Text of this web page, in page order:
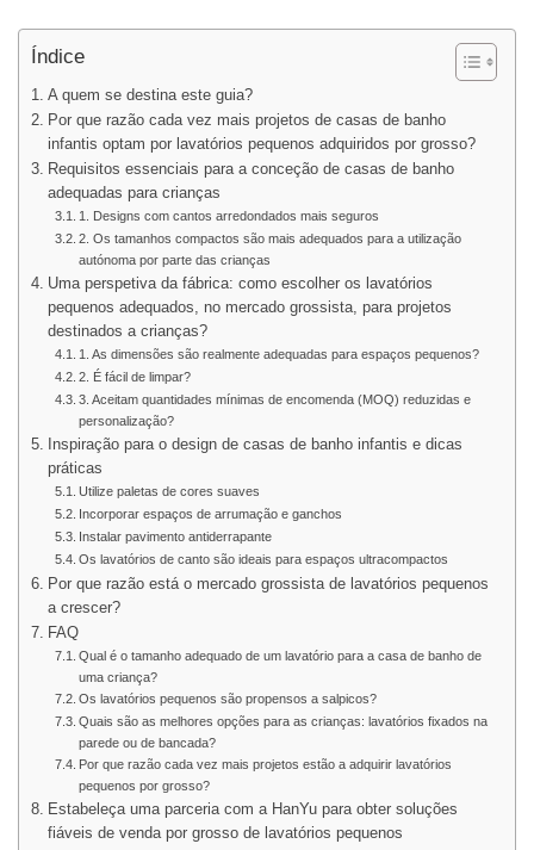
Índice
A quem se destina este guia?
Por que razão cada vez mais projetos de casas de banho
infantis optam por lavatórios pequenos adquiridos por grosso?
Requisitos essenciais para a conceção de casas de banho
adequadas para crianças
1. Designs com cantos arredondados mais seguros
2. Os tamanhos compactos são mais adequados para a utilização
autónoma por parte das crianças
Uma perspetiva da fábrica: como escolher os lavatórios
pequenos adequados, no mercado grossista, para projetos
destinados a crianças?
1. As dimensões são realmente adequadas para espaços pequenos?
2. É fácil de limpar?
3. Aceitam quantidades mínimas de encomenda (MOQ) reduzidas e
personalização?
Inspiração para o design de casas de banho infantis e dicas
práticas
Utilize paletas de cores suaves
Incorporar espaços de arrumação e ganchos
Instalar pavimento antiderrapante
Os lavatórios de canto são ideais para espaços ultracompactos
Por que razão está o mercado grossista de lavatórios pequenos
a crescer?
FAQ
Qual é o tamanho adequado de um lavatório para a casa de banho de
uma criança?
Os lavatórios pequenos são propensos a salpicos?
Quais são as melhores opções para as crianças: lavatórios fixados na
parede ou de bancada?
Por que razão cada vez mais projetos estão a adquirir lavatórios
pequenos por grosso?
Estabeleça uma parceria com a HanYu para obter soluções
fiáveis de venda por grosso de lavatórios pequenos